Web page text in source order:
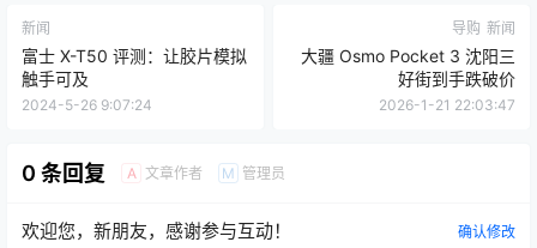
新闻
富士 X-T50 评测：让胶片模拟
触手可及
2024-5-26 9:07:24
导购 新闻
大疆 Osmo Pocket 3 沈阳三
好街到手跌破价
2026-1-21 22:03:47
0 条回复 A 文章作者 M 管理员
欢迎您，新朋友，感谢参与互动！ 确认修改